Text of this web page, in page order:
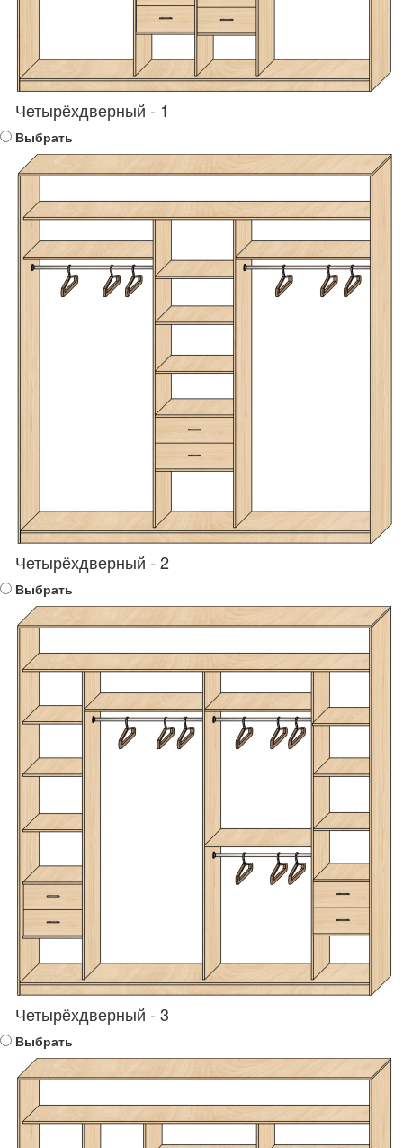
Четырёхдверный - 1
Выбрать
Четырёхдверный - 2
Выбрать
Четырёхдверный - 3
Выбрать